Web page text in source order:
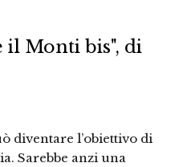
il Monti bis", di
diventare l’obiettivo di
Sarebbe anzi una